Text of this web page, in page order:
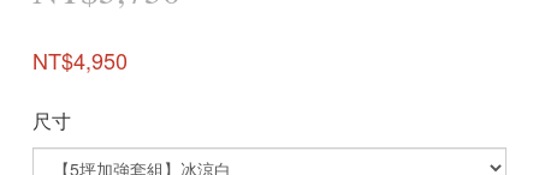
NT$4,950
尺寸